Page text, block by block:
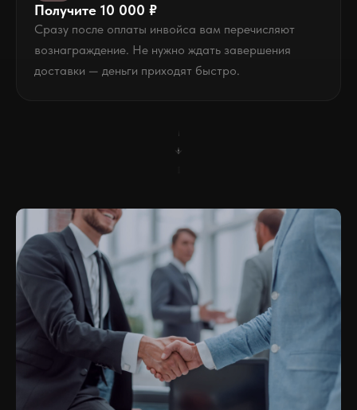
Получите 10 000 ₽
Сразу после оплаты инвойса вам перечисляют
вознаграждение. Не нужно ждать завершения
доставки — деньги приходят быстро.